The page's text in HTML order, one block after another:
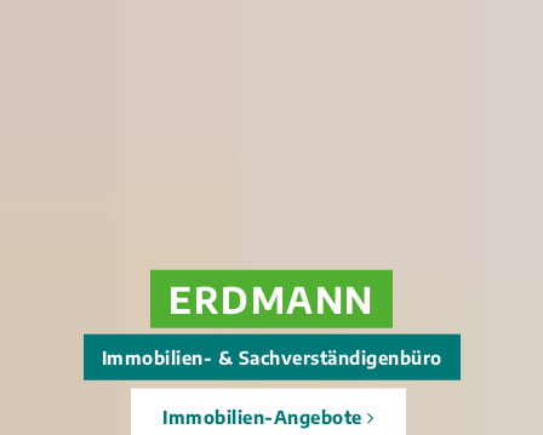
ERDMANN
Immobilien- & Sachverständigenbüro
Immobilien-Angebote